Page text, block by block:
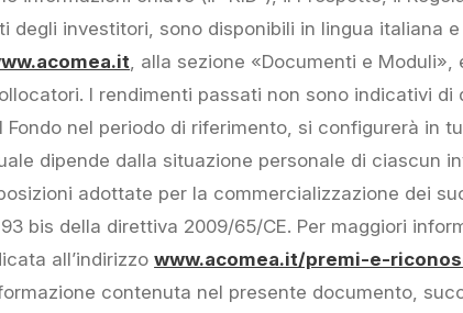
degli investitori, sono disponibili in lingua italiana
, alla sezione «Documenti e
I rendimenti passati non sono indicativi
Fondo nel periodo di riferimento, si configurerà in
dipende dalla situazione personale di ciascun
adottate per la commercializzazione dei
93 bis della direttiva 2009/65/CE. Per maggiori
all’indirizzowww.acomea.it/premi-e-
contenuta nel presente documento,